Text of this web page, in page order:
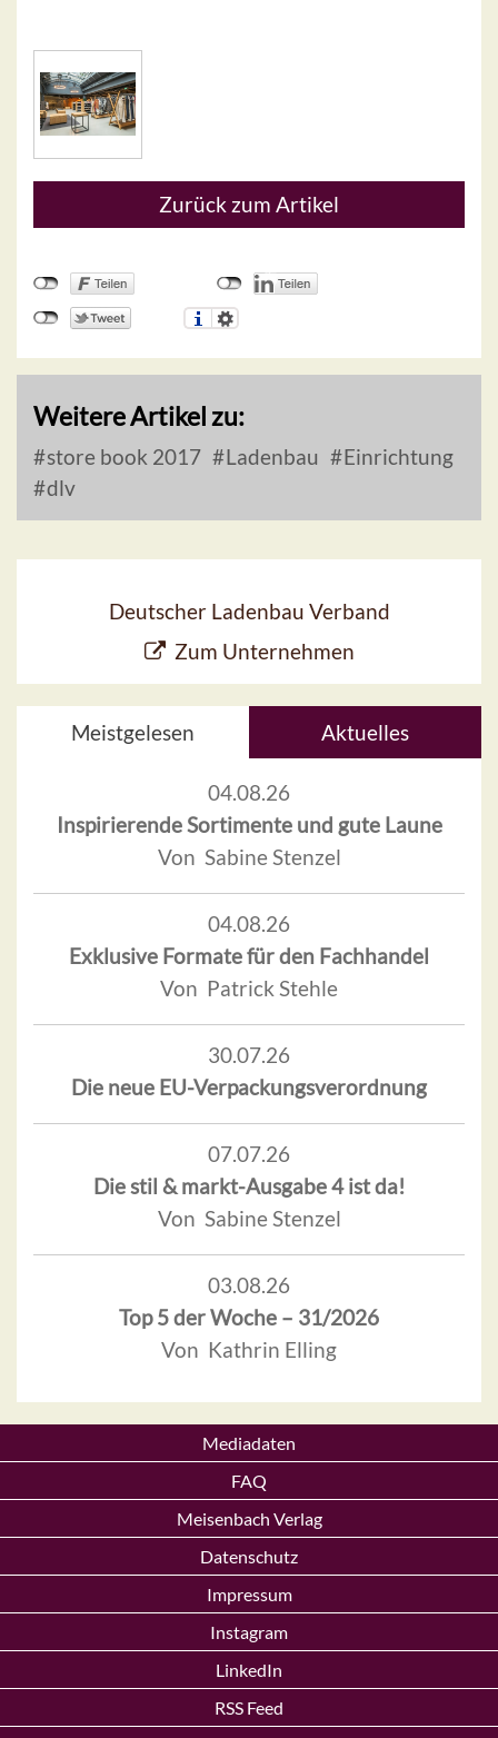
Zurück zum Artikel
Weitere Artikel zu:
store book 2017 Ladenbau
Einrichtung
dlv
Deutscher Ladenbau Verband
Zum Unternehmen
Meistgelesen Aktuelles
04.08.26
Inspirierende Sortimente und gute Laune
Von Sabine Stenzel
04.08.26
Exklusive Formate für den Fachhandel
Von Patrick Stehle
30.07.26
Die neue EU-Verpackungsverordnung
07.07.26
Die stil & markt-Ausgabe 4 ist da!
Von Sabine Stenzel
03.08.26
Top 5 der Woche – 31/2026
Von Kathrin Elling
Mediadaten
FAQ
Meisenbach Verlag
Datenschutz
Impressum
Instagram
LinkedIn
RSS Feed